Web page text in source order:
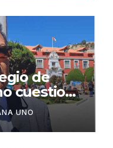
de
cuestiona
seguridad
UNO